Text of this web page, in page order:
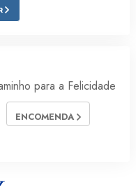
para a Felicidade
ENCOMENDA